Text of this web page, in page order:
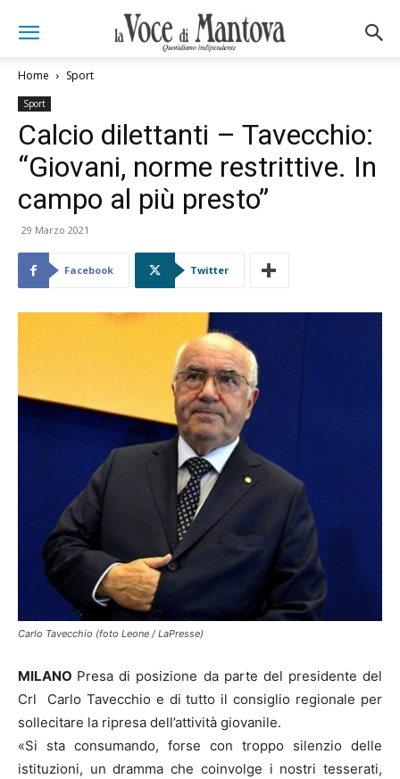
Home Sport
Sport
Calcio dilettanti – Tavecchio:
“Giovani, norme restrittive. In
campo al più presto”
29 Marzo 2021
Facebook Twitter
Carlo Tavecchio (foto Leone / LaPresse)
MILANO Presa di posizione da parte del presidente del
Crl Carlo Tavecchio e di tutto il consiglio regionale per
sollecitare la ripresa dell’attività giovanile.
«Si sta consumando, forse con troppo silenzio delle
istituzioni, un dramma che coinvolge i nostri tesserati,